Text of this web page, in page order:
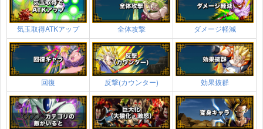
気玉取得ATKアップ 全体攻撃 ダメージ軽減
回復 反撃(カウンター) 効果抜群